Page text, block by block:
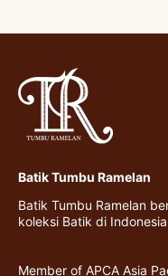
Batik Tumbu Ramelan
Batik Tumbu Ramelan
koleksi Batik di
Member of APCA Asia